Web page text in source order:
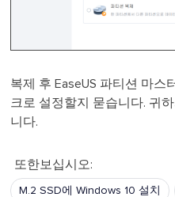
복제 후 EaseUS 파티션 마스
크로 설정할지 묻습니다. 귀
니다.
또한보십시오:
M.2 SSD에 Windows 10 설치